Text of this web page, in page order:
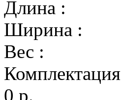
Длина :
Ширина :
Вес :
Комплектация
0 р.